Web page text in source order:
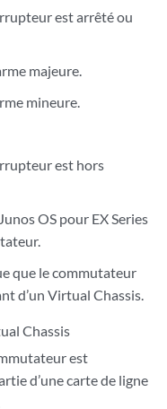
est arrêté ou
majeure.
mineure.
est hors
OS pour EX Series
que le commutateur
d’un Virtual Chassis.
Chassis
est
d’une carte de ligne